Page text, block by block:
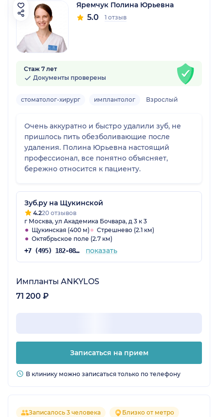
Яремчук Полина Юрьевна
5.0 1 отзыв
Стаж 7 лет
Документы проверены
стоматолог-хирург имплантолог Взрослый
Очень аккуратно и быстро удалили зуб, не
пришлось пить обезболивающие после
удаления. Полина Юрьевна настоящий
профессионал, все понятно объясняет,
бережно относится к пациенту.
Зуб.ру на Щукинской
4.220 отзывов
г Москва, ул Академика Бочвара, д 3 к 3
Щукинская (400 м)
Стрешнево (2.1 км)
Октябрьское поле (2.7 км)
+7 (495) 182-08-75 показать
Импланты ANKYLOS
71 200 ₽
Записаться на прием
В клинику можно записаться только по телефону
Записалось 3 человека Близко от метро